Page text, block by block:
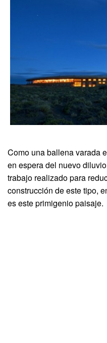
Como una ballena varada
en espera del nuevo
trabajo realizado para
construcción de este tipo,
es este primigenio paisaje.